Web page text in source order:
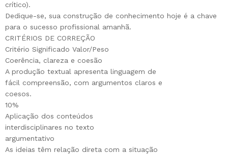
crítico).
Dedique-se, sua construção de conhecimento hoje é a chave
para o sucesso profissional amanhã.
CRITÉRIOS DE CORREÇÃO
Critério Significado Valor/Peso
Coerência, clareza e coesão
A produção textual apresenta linguagem de
fácil compreensão, com argumentos claros e
coesos.
10%
Aplicação dos conteúdos
interdisciplinares no texto
argumentativo
As ideias têm relação direta com a situação